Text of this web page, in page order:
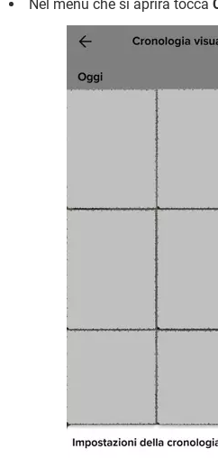
Nel menu che si aprirà tocca